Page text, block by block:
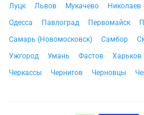
Луцк
Львов Мукачево Николаев
Одесса
Павлоград Первомайск
Самарь (Новомосковск)
Самбор
Ужгород
Умань Фастов Харьков
Черкассы
Чернигов Черновцы